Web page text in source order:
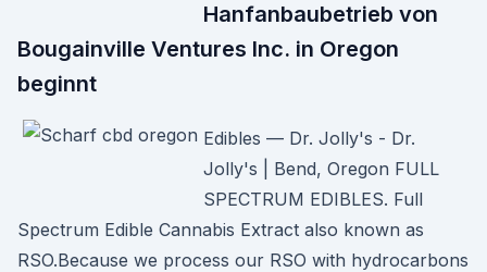
Hanfanbaubetrieb von
Bougainville Ventures Inc. in Oregon
beginnt
Edibles — Dr. Jolly's - Dr.
Jolly's | Bend, Oregon FULL
SPECTRUM EDIBLES. Full
Spectrum Edible Cannabis Extract also known as
RSO.Because we process our RSO with hydrocarbons